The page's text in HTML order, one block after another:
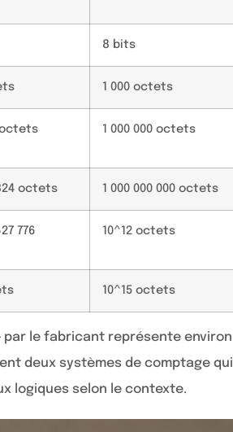
8 bits
1 000 octets
octets 1 000 000 octets
octets 1 000 000 000 octets
776
10^12 octets
10^15 octets
par le fabricant représente environ
deux systèmes de comptage
logiques selon le contexte.